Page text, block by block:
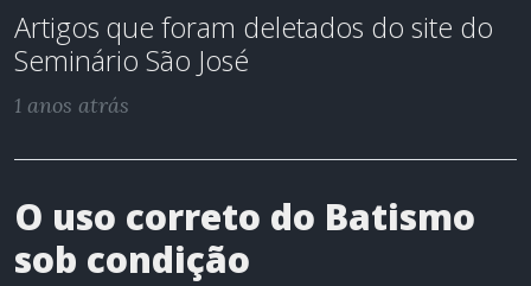
Artigos que foram deletados do site do
Seminário São José
1 anos atrás
O uso correto do Batismo
sob condição